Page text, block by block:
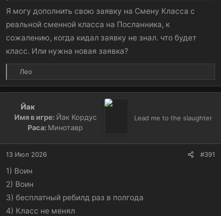
Я могу дополнить свою заявку на Смену Класса с
реальной сменной класса на Посланника, к
сожалению, когда кидал заявку не знал. что будет
класс. Или нужна новая заявка?
Р
е
ц
и
Лео
Йак
Имя в игре: Йак Кордус
Раса: Минотавр
Lead me to the slaughter
13 Июл 2026 #391
1) Воин
2) Воин
3) бесплатный ребилд раз в полгода
4) Класс не менял